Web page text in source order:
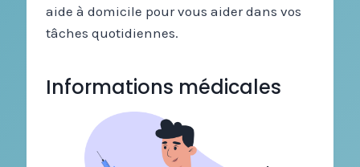
aide à domicile pour vous aider dans vos
tâches quotidiennes.
Informations médicales